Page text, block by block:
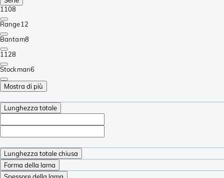
1108
Range12
Bantam8
1128
Stockman6
Mostra di più
Lunghezza totale
Lunghezza totale chiusa
Forma della lama
Spessore della lama